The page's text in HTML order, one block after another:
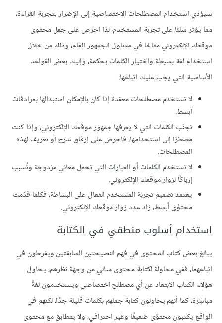
سيؤدي استخدام المصطلحات الاختصاصية إلى الإضرار بتجربة القراءة،
مما يؤثر سلبًا على تجربة المستخدم، لذا احرص على جعل محتوى
موقعك الإلكتروني متاحًا في متناول الجمهور العام، وذلك من خلال
استخدام لغة بسيطة واختيار الكلمات بحكمة، وإليك بعض القواعد
الأساسية التي يجب عليك اتباعها:
لا تستخدم مصطلحات معقدة إذا كان بالإمكان استبدالها بمرادفات
أبسط.
تجنّب الكلمات التي لا يعرفها جمهور موقعك الإلكتروني، وإذا كنت
مضطرًا إلى استخدامها، فاحرص على إرفاق شرح أو تعريف لهذه
المصطلحات.
لا تستخدم الكلمات أو العبارات التي تحمل معاني مزدوجة وتُسبب
إرباكًا لزوار موقعك الإلكتروني.
يعتمد تصميم تجربة المستخدم الفعال على البساطة، فكلما قدّمت
محتوًى أبسط، زاد عدد زوار موقعك الإلكتروني.
استخدام أسلوب منطقي في الكتابة
يبالغ بعض كتاب المحتوى في فهم النصيحتين السابقتين ويفرطون في
اتباعهما، ففي محاولة لكتابة محتوى مثالي من وجهة نظرهم، يحاول
هؤلاء الكتاب الابتعاد عن أي مصطلح اختصاصي ويستخدمون لغةً
مباشِرة، كما أنهم يحاولون كتابة جملهم بكلمات قليلة جدًا، لكنهم في
الواقع يكتبون محتوًى ضعيفًا وغير احترافي، ولا يتطابق مع محتوى